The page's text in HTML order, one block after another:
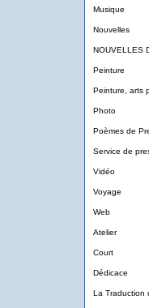
Musique
Nouvelles
NOUVELLES
Peinture
Peinture, arts
Photo
Poèmes de
Service de
Vidéo
Voyage
Web
Atelier
Court
Dédicace
La Traduction